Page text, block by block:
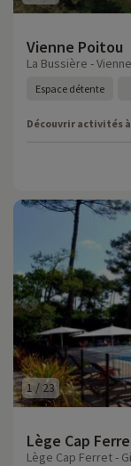
Vienne Poitou
La Bussière -
Espace détente
Découvrir activités
1 / 23
Lège Cap
Lège Cap Ferret -